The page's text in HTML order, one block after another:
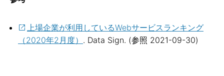
上場企業が利用しているWebサービスランキング
（2020年2月度） . Data Sign. (参照 2021-09-30)